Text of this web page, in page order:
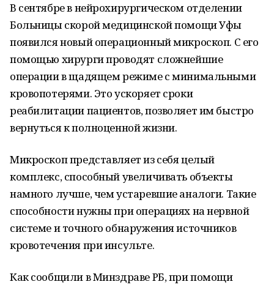
В сентябре в нейрохирургическом отделении
Больницы скорой медицинской помощи Уфы
появился новый операционный микроскоп. С его
помощью хирурги проводят сложнейшие
операции в щадящем режиме с минимальными
кровопотерями. Это ускоряет сроки
реабилитации пациентов, позволяет им быстро
вернуться к полноценной жизни.
Микроскоп представляет из себя целый
комплекс, способный увеличивать объекты
намного лучше, чем устаревшие аналоги. Такие
способности нужны при операциях на нервной
системе и точного обнаружения источников
кровотечения при инсульте.
Как сообщили в Минздраве РБ, при помощи